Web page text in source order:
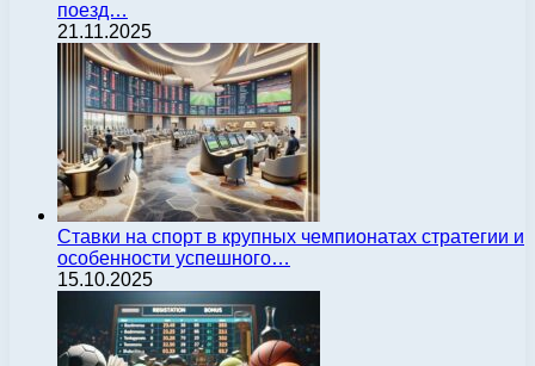
поезд…
21.11.2025
Ставки на спорт в крупных чемпионатах стратегии и
особенности успешного…
15.10.2025